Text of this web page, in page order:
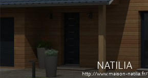
NATILIA
http://www.maison-natilia.fr/